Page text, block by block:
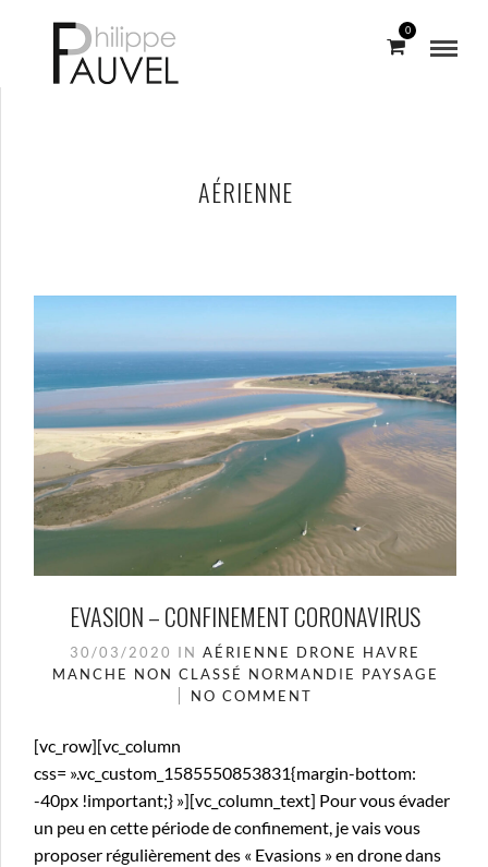
0
AÉRIENNE
EVASION – CONFINEMENT CORONAVIRUS
30/03/2020 IN AÉRIENNE DRONE HAVRE
MANCHE NON CLASSÉ NORMANDIE PAYSAGE
NO COMMENT
[vc_row][vc_column
css= ».vc_custom_1585550853831{margin-bottom:
-40px !important;} »][vc_column_text] Pour vous évader
un peu en cette période de confinement, je vais vous
proposer régulièrement des « Evasions » en drone dans